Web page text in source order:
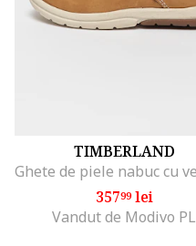
TIMBERLAND
35799lei
Vandut de Modivo PL